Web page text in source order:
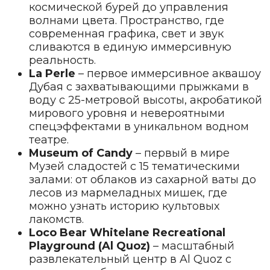
космической бурей до управления
волнами цвета. Пространство, где
современная графика, свет и звук
сливаются в единую иммерсивную
реальность.
La Perle – первое иммерсивное аквашоу
Дубая с захватывающими прыжками в
воду с 25-метровой высоты, акробатикой
мирового уровня и невероятными
спецэффектами в уникальном водном
театре.
Museum of Candy– первый в мире
Музей сладостей с 15 тематическими
залами: от облаков из сахарной ваты до
лесов из мармеладных мишек, где
можно узнать историю культовых
лакомств.
Loco Bear Whitelane Recreational
Playground (Al Quoz) – масштабный
развлекательный центр в Al Quoz с